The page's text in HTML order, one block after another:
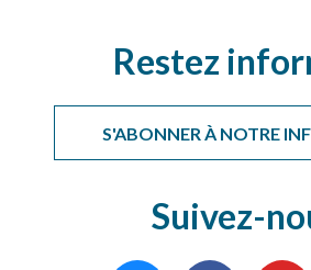
Restez
S'ABONNER À NOTRE
Suivez-